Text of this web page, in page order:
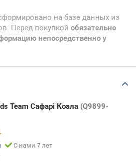
на базе данных из
Перед покупкой обязательно
непосредственно у
Team Сафарі Коала (Q9899-
С нами 7 лет